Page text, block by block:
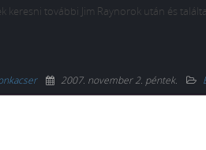
keresni további Jim Raynorok után és
2007. november 2. péntek.